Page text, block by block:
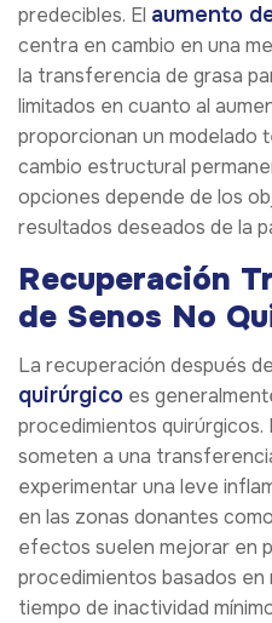
predecibles. El aumento
centra en cambio en una
la transferencia de grasa
limitados en cuanto al
proporcionan un modelado
cambio estructural
opciones depende de los
resultados deseados de la
Recuperación
de Senos No
La recuperación después
quirúrgico es
procedimientos quirúrgicos.
someten a una
experimentar una leve
en las zonas donantes
efectos suelen mejorar en
procedimientos basados en
tiempo de inactividad